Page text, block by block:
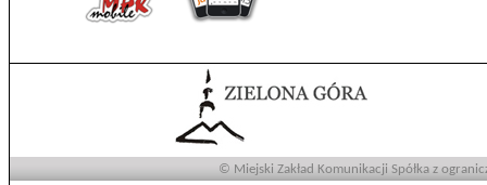
© Miejski Zakład Komunikacji Spółka z